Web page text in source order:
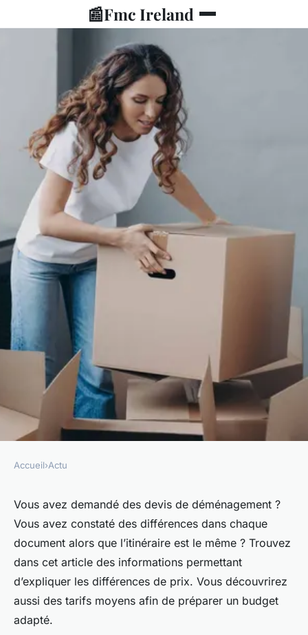
📰Fmc Ireland
Devis de déménagement :
comment expliquer les tarifs
proposés ?
marielle•5 février 2024•2 min de lecture
Accueil›Actu
Vous avez demandé des devis de déménagement ?
Vous avez constaté des différences dans chaque
document alors que l’itinéraire est le même ? Trouvez
dans cet article des informations permettant
d’expliquer les différences de prix. Vous découvrirez
aussi des tarifs moyens afin de préparer un budget
adapté.